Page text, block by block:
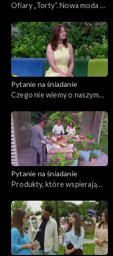
Ofiary „Torty”. Nowa moda na
powodu wagi
Pytanie na śniadanie
Czego nie wiemy o naszym
Pytanie na śniadanie
Produkty, które wspierają